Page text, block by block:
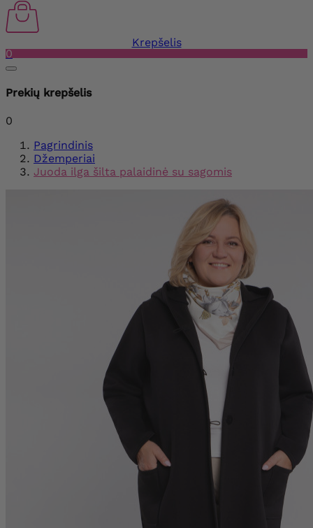
Krepšelis
0
Prekių krepšelis
0
Pagrindinis
Džemperiai
Juoda ilga šilta palaidinė su sagomis